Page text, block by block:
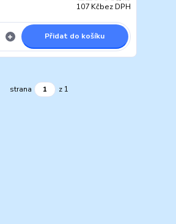
107 Kčbez DPH
Přidat do košíku
strana z 1